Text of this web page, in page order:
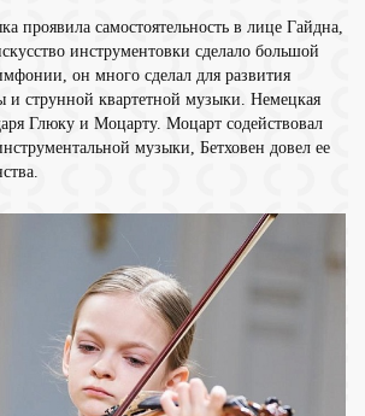
проявила самостоятельность в лице Гайдна,
инструментовки сделало большой
он много сделал для развития
и струнной квартетной музыки. Немецкая
Глюку и Моцарту. Моцарт содействовал
музыки, Бетховен довел ее